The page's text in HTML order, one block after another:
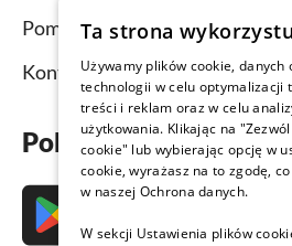
Pomoc dla wynajmujących
Kontakt
Pobierz aplikację już
Ta strona
Używamy plików cookie, danych
technologii w celu optymalizacji
treści i reklam oraz w celu
użytkowania. Klikając na
cookie" lub wybierając opcję w
cookie, wyrażasz na to zgodę,
w naszej Ochrona danych.
W sekcji Ustawienia plików